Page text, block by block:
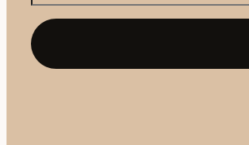
Mail-
Adresse
(erforderlich)